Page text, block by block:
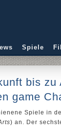
Spiele
bis zu
game
Spiele in
) an. Der